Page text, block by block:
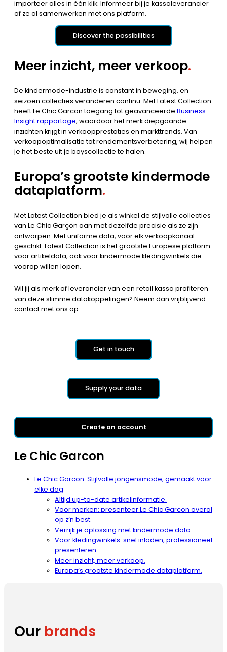
importeer alles in één klik. Informeer bij je kassaleverancier
of ze al samenwerken met ons platform.
Discover the possibilities
Meer inzicht, meer verkoop.
De kindermode-industrie is constant in beweging, en
seizoen collecties veranderen continu. Met Latest Collection
heeft Le Chic Garcon toegang tot geavanceerde Business
Insight rapportage, waardoor het merk diepgaande
inzichten krijgt in verkoopprestaties en markttrends. Van
verkoopoptimalisatie tot rendementsverbetering, wij helpen
je het beste uit je boyscollectie te halen.
Europa’s grootste kindermode
dataplatform.
Met Latest Collection bied je als winkel de stijlvolle collecties
van Le Chic Garçon aan met dezelfde precisie als ze zijn
ontworpen. Met uniforme data, voor elk verkoopkanaal
geschikt. Latest Collection is het grootste Europese platform
voor artikeldata, ook voor kindermode kledingwinkels die
voorop willen lopen.
Wil jij als merk of leverancier van een retail kassa profiteren
van deze slimme datakoppelingen? Neem dan vrijblijvend
contact met ons op.
Get in touch
Supply your data
Create an account
Le Chic Garcon
Le Chic Garcon. Stijlvolle jongensmode, gemaakt voor
elke dag
Altijd up-to-date artikelinformatie.
Voor merken: presenteer Le Chic Garcon overal
op z’n best.
Verrijk je oplossing met kindermode data.
Voor kledingwinkels: snel inladen, professioneel
presenteren.
Meer inzicht, meer verkoop.
Europa’s grootste kindermode dataplatform.
Our brands